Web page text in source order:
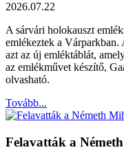
2026.07.22
A sárvári holokauszt
emlékeztek a Várparkban.
azt az új emléktáblát,
az emlékművet készítő,
olvasható.
Tovább...
Felavatták a